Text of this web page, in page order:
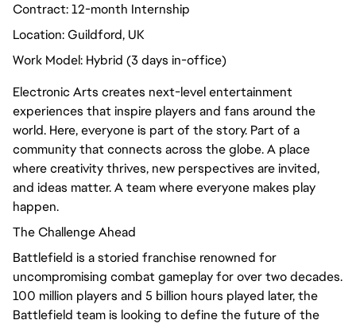
Contract: 12-month Internship
Location: Guildford, UK
Work Model: Hybrid (3 days in-office)
Electronic Arts creates next-level entertainment
experiences that inspire players and fans around the
world. Here, everyone is part of the story. Part of a
community that connects across the globe. A place
where creativity thrives, new perspectives are invited,
and ideas matter. A team where everyone makes play
happen.
The Challenge Ahead
Battlefield is a storied franchise renowned for
uncompromising combat gameplay for over two decades.
100 million players and 5 billion hours played later, the
Battlefield team is looking to define the future of the